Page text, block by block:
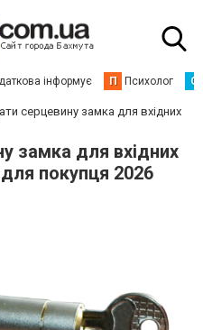
інформує П Психолог С
серцевину замка для вхідних
замка для вхідних
покупця 2026